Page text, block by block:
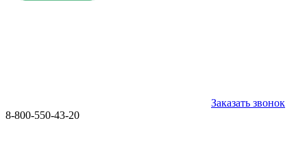
Заказать звонок
8-800-550-43-20